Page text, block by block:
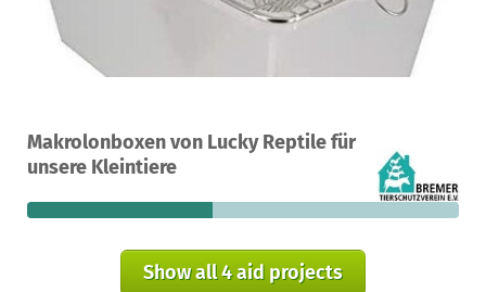
Makrolonboxen von Lucky Reptile für
unsere Kleintiere
A project in Bremenbremen, Germany
4
still needed
Show all 4 aid projects